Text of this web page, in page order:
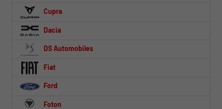
Cupra
Dacia
DS Automobiles
Fiat
Ford
Foton